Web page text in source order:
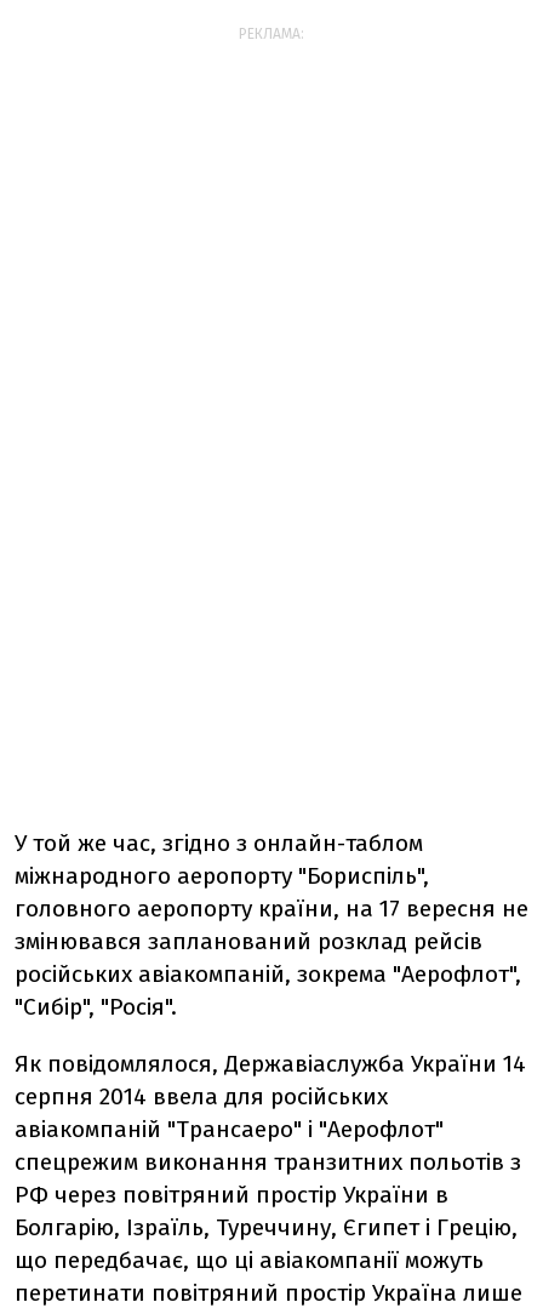
РЕКЛАМА:
У той же час, згідно з онлайн-таблом
міжнародного аеропорту "Бориспіль",
головного аеропорту країни, на 17 вересня не
змінювався запланований розклад рейсів
російських авіакомпаній, зокрема "Аерофлот",
"Сибір", "Росія".
Як повідомлялося, Державіаслужба України 14
серпня 2014 ввела для російських
авіакомпаній "Трансаеро" і "Аерофлот"
спецрежим виконання транзитних польотів з
РФ через повітряний простір України в
Болгарію, Ізраїль, Туреччину, Єгипет і Грецію,
що передбачає, що ці авіакомпанії можуть
перетинати повітряний простір Україна лише